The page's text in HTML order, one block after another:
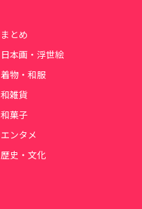
まとめ
日本画・浮世絵
着物・和服
和雑貨
和菓子
エンタメ
歴史・文化